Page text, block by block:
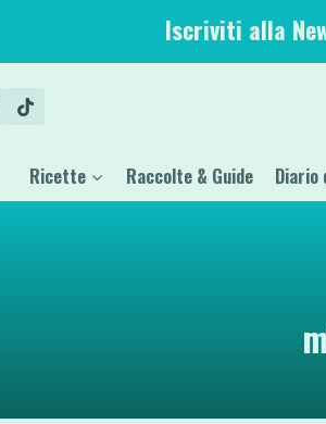
Iscriviti alla
Ricette Raccolte & Guide Diario